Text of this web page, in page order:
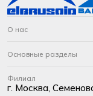
О нас
Основные разделы
Филиал
г. Москва,